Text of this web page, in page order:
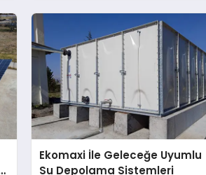
Ekomaxi İle Geleceğe Uyumlu
Su Depolama Sistemleri